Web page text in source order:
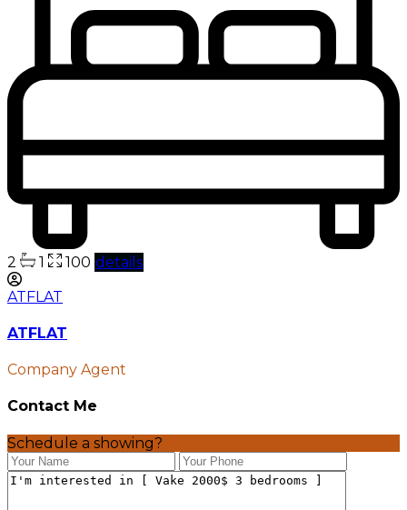
2 1 100 details
ATFLAT
ATFLAT
Company Agent
Contact Me
Schedule a showing?